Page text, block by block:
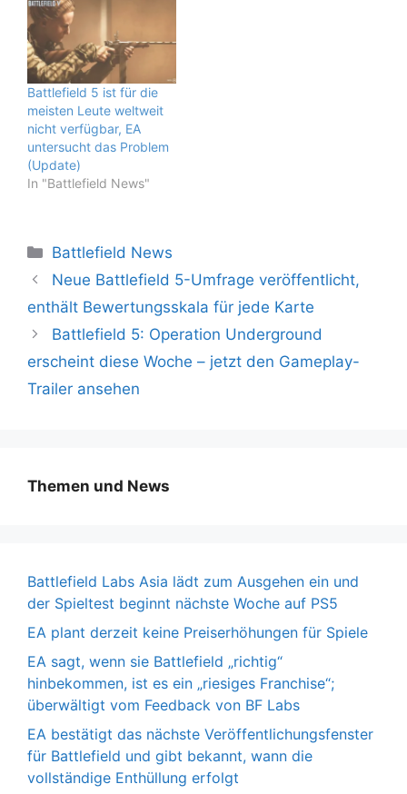
Battlefield 5 ist für die
meisten Leute weltweit
nicht verfügbar, EA
untersucht das Problem
(Update)
In "Battlefield News"
Kategorien
Battlefield News
Neue Battlefield 5-Umfrage veröffentlicht,
enthält Bewertungsskala für jede Karte
Battlefield 5: Operation Underground
erscheint diese Woche – jetzt den Gameplay-
Trailer ansehen
Themen und News
Battlefield Labs Asia lädt zum Ausgehen ein und
der Spieltest beginnt nächste Woche auf PS5
EA plant derzeit keine Preiserhöhungen für Spiele
EA sagt, wenn sie Battlefield „richtig“
hinbekommen, ist es ein „riesiges Franchise“;
überwältigt vom Feedback von BF Labs
EA bestätigt das nächste Veröffentlichungsfenster
für Battlefield und gibt bekannt, wann die
vollständige Enthüllung erfolgt